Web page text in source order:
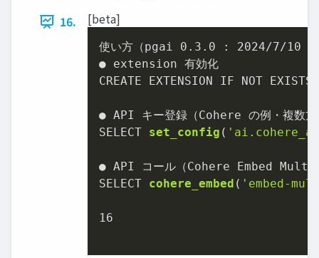
16.
[beta]
使い方（pgai 0.3 .0 : 2024/7/10
● extension 有効化
CREATE EXTENSION IF NOT
SELECT set_config (
● API コール（Cohere Embed
SELECT cohere_embed ( 'embed-
16